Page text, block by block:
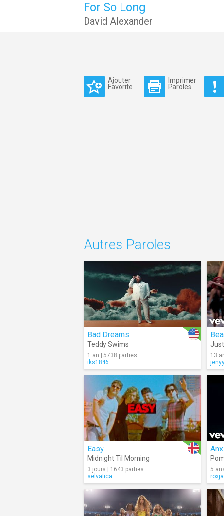
For So Long
David Alexander
Ajouter
Favorite
Imprimer
Paroles
Autres Paroles
Bad Dreams
Teddy Swims
1 an | 5738 parties
iks1846
13
Easy
Midnight Til Morning
3 jours | 1643 parties
selvatica
5